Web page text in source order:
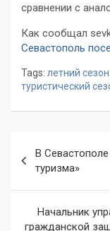
сравнении с
Как сообщал
Севастополь
Tags: летний
туристический
по
записям
В
туризма»
Начальник
гражданской